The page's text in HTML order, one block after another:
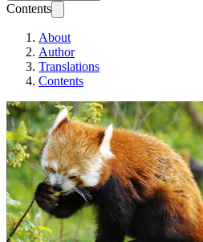
Contents
About
Author
Translations
Contents